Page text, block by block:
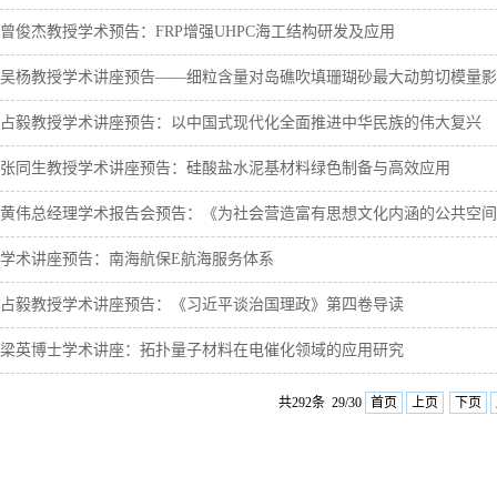
曾俊杰教授学术预告：FRP增强UHPC海工结构研发及应用
吴杨教授学术讲座预告——细粒含量对岛礁吹填珊瑚砂最大动剪切模量
占毅教授学术讲座预告：以中国式现代化全面推进中华民族的伟大复兴
张同生教授学术讲座预告：硅酸盐水泥基材料绿色制备与高效应用
黄伟总经理学术报告会预告：《为社会营造富有思想文化内涵的公共空
学术讲座预告：南海航保E航海服务体系
占毅教授学术讲座预告：《习近平谈治国理政》第四卷导读
梁英博士学术讲座：拓扑量子材料在电催化领域的应用研究
共292条 29/30 首页 上页 下页